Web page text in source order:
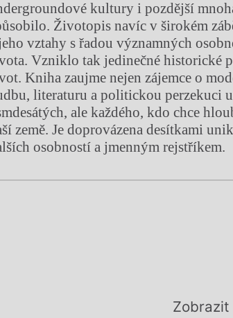
kultury i pozdější
Životopis navíc v širokém
vztahy s řadou významných
Vzniklo tak jedinečné historické
Kniha zaujme nejen zájemce o
literaturu a politickou perzekuci u
ale každého, kdo chce
země. Je doprovázena desítkami
osobností a jmenným rejstříkem.
Zobrazit